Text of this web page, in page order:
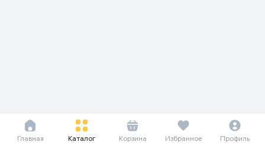
Главная Каталог Корзина Избранное Профиль